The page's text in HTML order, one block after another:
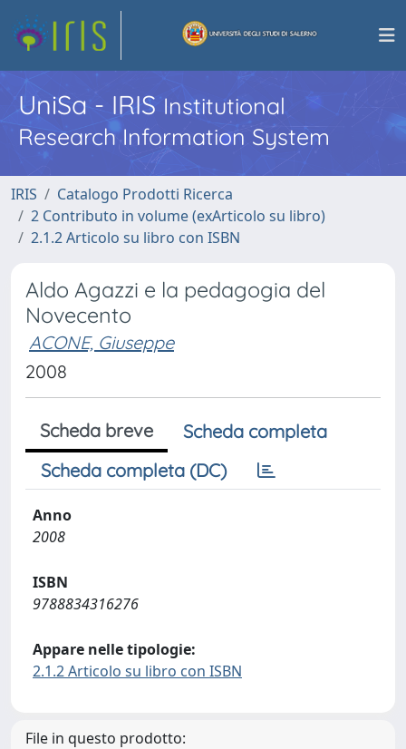
UniSa - IRISInstitutional
Research Information System
IRIS
Catalogo Prodotti Ricerca
2 Contributo in volume (exArticolo su libro)
2.1.2 Articolo su libro con ISBN
Aldo Agazzi e la pedagogia del
Novecento
ACONE, Giuseppe
2008
Scheda breve
Scheda completa
Scheda completa (DC)
Anno
2008
ISBN
9788834316276
Appare nelle tipologie:
2.1.2 Articolo su libro con ISBN
File in questo prodotto: